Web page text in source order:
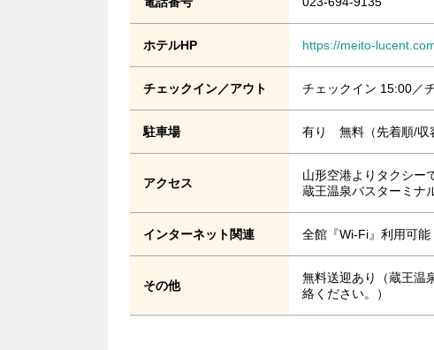
ホテルHP https://meito-
チェックイン／アウト チェックイン 15:00／
駐車場 有り 無料（先着順/収
アクセス
山形空港よりタクシー
蔵王温泉バスターミナ
インターネット関連 全館『Wi-Fi』利用可能
その他
無料送迎あり（蔵王温
絡ください。）